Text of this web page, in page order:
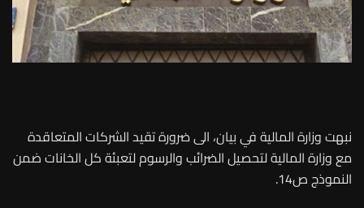
نبهت وزارة المالية في بيان، الى ضرورة تقيد الشركات المتعاقدة
مع وزارة المالية لتحصيل الضرائب والرسوم لتعبئة كل الخانات ضمن
النموذج ص14.